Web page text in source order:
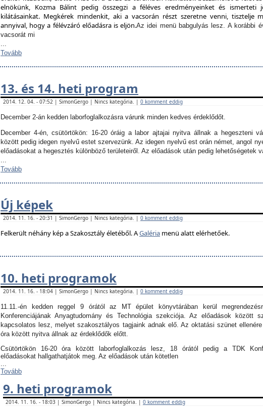
elnökünk, Kozma Bálint pedig összegzi a féléves eredményeinket és ismerteti
kilátásainkat. Megkérek mindenkit, aki a vacsorán részt szeretne venni, tisztelje
annyival, hogy a félévzáró előadásra is eljön.Az idei menü babgulyás lesz.A korábbi
vacsorát mi
...
Tovább
13. és 14. heti program
2014. 12. 04. - 07:52 | SimonGergo | Nincs kategória. | 0 komment eddig
December 2-án kedden laborfoglalkozásra várunk minden kedves érdeklődőt.
December 4-én, csütörtökön: 16-20 óráig a labor ajtajai nyitva állnak a hegeszteni
között pedig idegen nyelvű estet szervezünk. Az idegen nyelvű est orán német, angol
előadásokat a hegesztés különböző területeiről. Az előadások után pedig lehetőségetek
...
Tovább
Új képek
2014. 11. 16. - 20:31 | SimonGergo | Nincs kategória. | 0 komment eddig
Felkerült néhány kép a Szakosztály életéből. AGaléria menü alatt elérhetőek.
10. heti programok
2014. 11. 16. - 18:04 | SimonGergo | Nincs kategória. | 0 komment eddig
11.11.-én kedden reggel 9 órától az MT épület könyvtárában kerül
Konferenciájának Anyagtudomány és Technológia szekciója. Az előadások között
kapcsolatos lesz, melyet szakosztályos tagjaink adnak elő. Az oktatási szünet
óra között nyitva állnak az érdeklődők előtt.
Csütörtökön 16-20 óra között laborfoglalkozás lesz, 18 órától pedig a TDK
előadásokat hallgathatjátok meg. Az előadások után kötetlen
...
Tovább
9. heti programok
2014. 11. 16. - 18:03 | SimonGergo | Nincs kategória. | 0 komment eddig